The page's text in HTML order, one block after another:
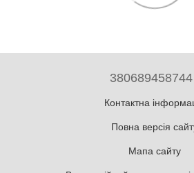
380689458744
Контактна
Повна версія
Мапа сайту